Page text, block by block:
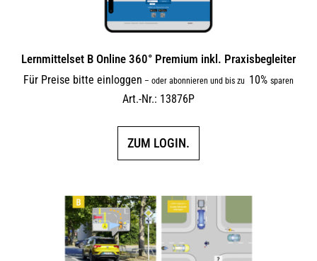
Lernmittelset B Online 360° Premium inkl. Praxisbegleiter
Für Preise bitte einloggen – oder abonnieren und bis zu 10% sparen
Art.-Nr.: 13876P
ZUM LOGIN.